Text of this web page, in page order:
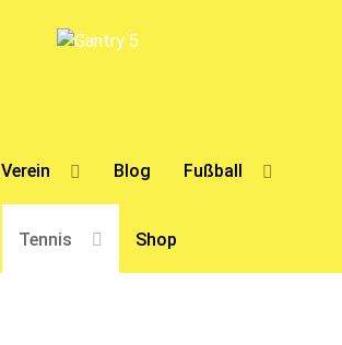
Verein Blog Fußball
Tennis Shop